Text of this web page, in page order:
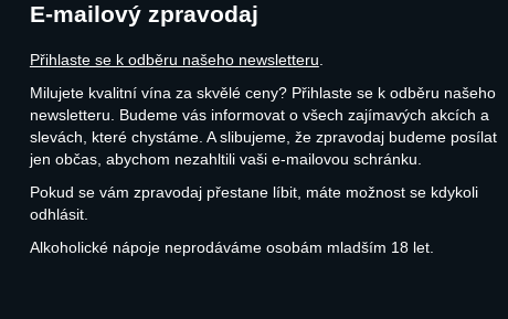
E-mailový zpravodaj
Přihlaste se k odběru našeho newsletteru
Milujete kvalitní vína za skvělé ceny? Přihlaste se k odběru našeho
newsletteru. Budeme vás informovat o všech zajímavých akcích a
slevách, které chystáme. A slibujeme, že zpravodaj budeme posílat
jen občas, abychom nezahltili vaši e-mailovou schránku.
Pokud se vám zpravodaj přestane líbit, máte možnost se kdykoli
odhlásit.
Alkoholické nápoje neprodáváme osobám mladším 18 let.